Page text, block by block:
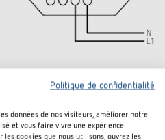
System manual KNX-RF (890,3
kB)
Politique de confidentialité
données de nos visiteurs, améliorer notre
et vous faire vivre une expérience
cookies que nous utilisons, ouvrez les